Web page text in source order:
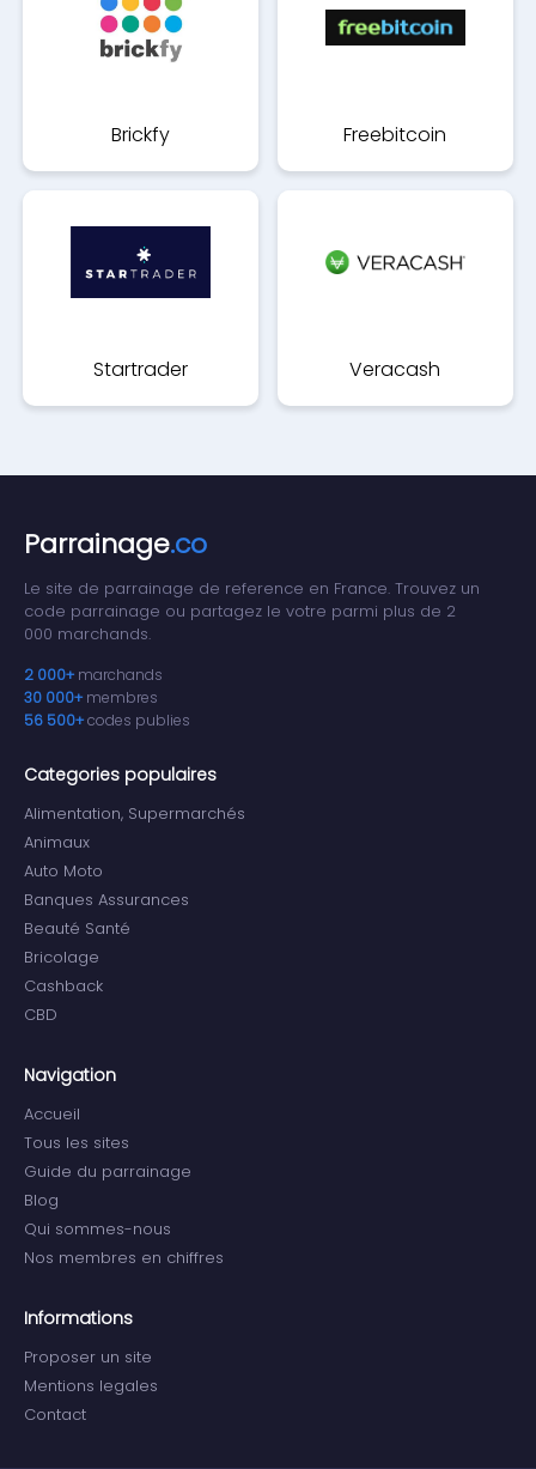
Brickfy Freebitcoin
Startrader Veracash
Parrainage.co
Le site de parrainage de reference en France. Trouvez un
code parrainage ou partagez le votre parmi plus de 2
000 marchands.
2 000+ marchands
30 000+ membres
56 500+codes publies
Categories populaires
Alimentation, Supermarchés
Animaux
Auto Moto
Banques Assurances
Beauté Santé
Bricolage
Cashback
CBD
Navigation
Accueil
Tous les sites
Guide du parrainage
Blog
Qui sommes-nous
Nos membres en chiffres
Informations
Proposer un site
Mentions legales
Contact